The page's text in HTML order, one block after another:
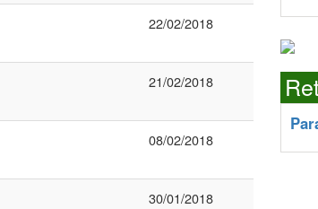
22/02/2018
21/02/2018
08/02/2018
30/01/2018